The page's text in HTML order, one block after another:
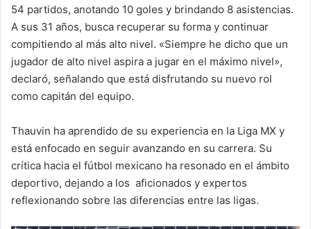
54 partidos, anotando 10 goles y brindando 8 asistencias.
A sus 31 años, busca recuperar su forma y continuar
compitiendo al más alto nivel. «Siempre he dicho que un
jugador de alto nivel aspira a jugar en el máximo nivel»,
declaró, señalando que está disfrutando su nuevo rol
como capitán del equipo.
Thauvin ha aprendido de su experiencia en la Liga MX y
está enfocado en seguir avanzando en su carrera. Su
crítica hacia el fútbol mexicano ha resonado en el ámbito
deportivo, dejando a los aficionados y expertos
reflexionando sobre las diferencias entre las ligas.